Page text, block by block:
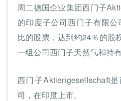
周二德国企业集团西门子
的印度子公司西门子有限
比的股票，达到约24％的股
一组公司西门子天然气和持有
西门子Aktiengesellschaft
司，在印度上市。